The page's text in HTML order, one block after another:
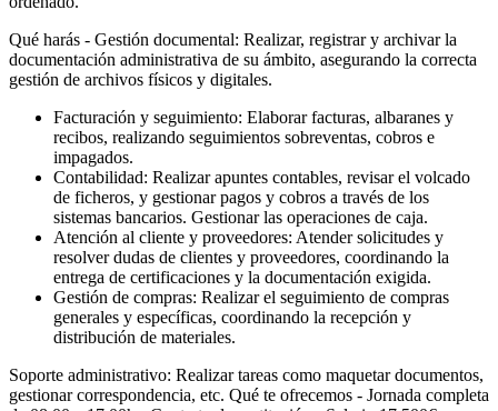
Qué harás - Gestión documental: Realizar, registrar y archivar la
documentación administrativa de su ámbito, asegurando la correcta
gestión de archivos físicos y digitales.
Facturación y seguimiento: Elaborar facturas, albaranes y
recibos, realizando seguimientos sobreventas, cobros e
impagados.
Contabilidad: Realizar apuntes contables, revisar el volcado
de ficheros, y gestionar pagos y cobros a través de los
sistemas bancarios. Gestionar las operaciones de caja.
Atención al cliente y proveedores: Atender solicitudes y
resolver dudas de clientes y proveedores, coordinando la
entrega de certificaciones y la documentación exigida.
Gestión de compras: Realizar el seguimiento de compras
generales y específicas, coordinando la recepción y
distribución de materiales.
Soporte administrativo: Realizar tareas como maquetar documentos,
gestionar correspondencia, etc. Qué te ofrecemos - Jornada completa